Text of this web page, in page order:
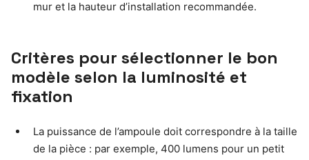
mur et la hauteur d’installation recommandée.
Critères pour sélectionner le bon
modèle selon la luminosité et
fixation
La puissance de l’ampoule doit correspondre à la taille
de la pièce : par exemple, 400 lumens pour un petit